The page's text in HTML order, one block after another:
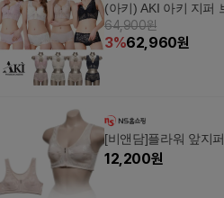
(아키) AKI 아키 지퍼
64,900원
3%62,960원
[비앤담]플라워 앞지
12,200원